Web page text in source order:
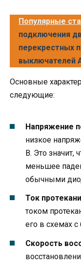
Популярные
подключения
перекрестных
выключателей
Основные
следующие:
Напряжение
низкое
В. Это значит,
меньшее
обычными
Ток
током
его в схемах
Скорость